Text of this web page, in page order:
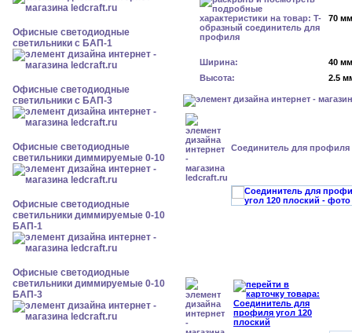
Офисные светодиодные
светильники с БАП-1
Офисные светодиодные
светильники с БАП-3
Офисные светодиодные
светильники диммируемые 0-10
Офисные светодиодные
светильники диммируемые 0-10
БАП-1
Офисные светодиодные
светильники диммируемые 0-10
БАП-3
70 мм
Ширина:
40 мм
Высота:
2.5
Cоединитель для профиля